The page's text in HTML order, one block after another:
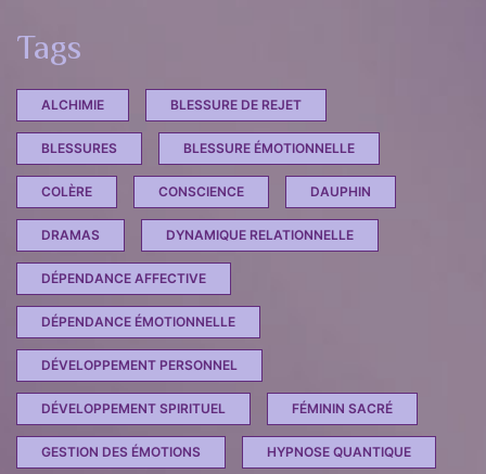
Tags
ALCHIMIE BLESSURE DE REJET
BLESSURES BLESSURE ÉMOTIONNELLE
COLÈRE CONSCIENCE DAUPHIN
DRAMAS DYNAMIQUE RELATIONNELLE
DÉPENDANCE AFFECTIVE
DÉPENDANCE ÉMOTIONNELLE
DÉVELOPPEMENT PERSONNEL
DÉVELOPPEMENT SPIRITUEL FÉMININ SACRÉ
GESTION DES ÉMOTIONS HYPNOSE QUANTIQUE